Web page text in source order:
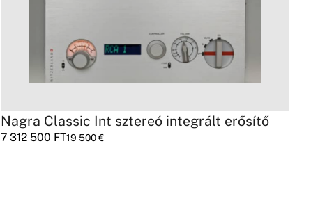
Nagra Classic Int sztereó integrált erősítő
7 312 500 FT19 500€